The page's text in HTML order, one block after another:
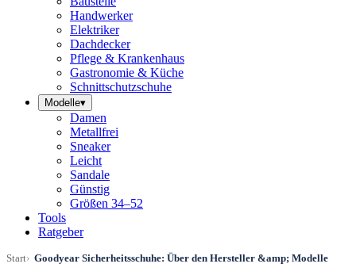
Handwerker
Elektriker
Dachdecker
Pflege & Krankenhaus
Gastronomie & Küche
Schnittschutzschuhe
Modelle▾
Damen
Metallfrei
Sneaker
Leicht
Sandale
Günstig
Größen 34–52
Tools
Ratgeber
Start Goodyear Sicherheitsschuhe: Über den Hersteller &amp; Modelle